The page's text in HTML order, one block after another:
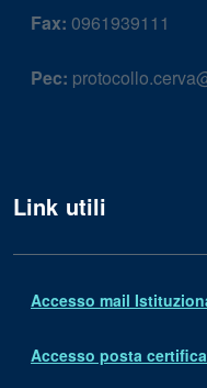
Fax: 0961939111
Pec:
Link utili
Accesso mail
Accesso posta